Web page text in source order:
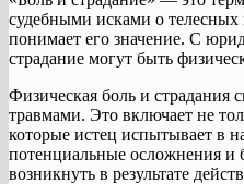
судебными исками о
понимает его значение. С
страдание могут быть
Физическая боль и страдания
травмами. Это включает не
которые истец испытывает в
потенциальные осложнения и
возникнуть в результате